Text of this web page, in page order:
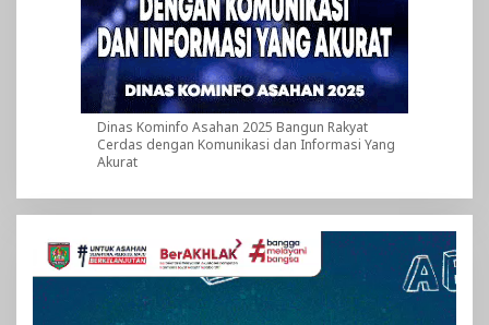
Dinas Kominfo Asahan 2025 Bangun Rakyat
Cerdas dengan Komunikasi dan Informasi Yang
Akurat
Pemutar
Video